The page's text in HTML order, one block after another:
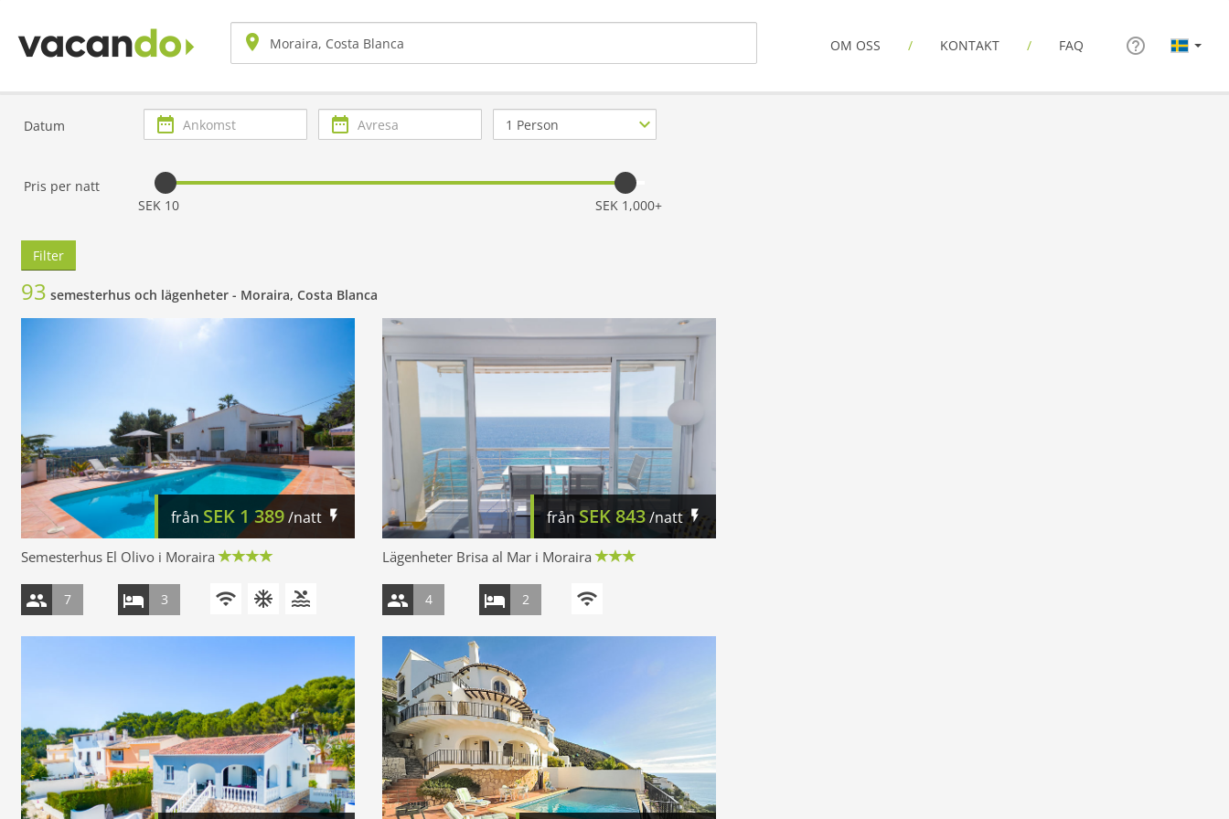
OM OSS KONTAKT FAQ
Datum Ankomst Avresa
Antal
personer
Pris per natt
SEK 10
SEK 1,000+
Filter
93 semesterhus och lägenheter - Moraira, Costa Blanca
från SEK 1 389/natt
Semesterhus El Olivo i Moraira
7 3
frånSEK 843/natt
Lägenheter Brisa al Mar i Moraira
4 2